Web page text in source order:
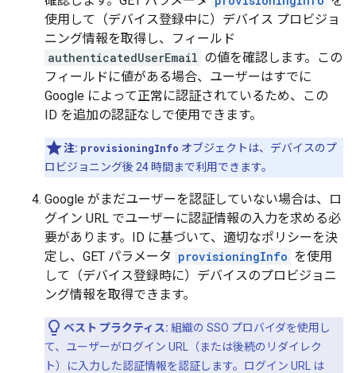
使用して（デバイス登録中に）デバイス プロビジョ
ニング情報を取得し、フィールド
authenticatedUserEmail の値を確認します。この
フィールドに値がある場合、ユーザーはすでに
Google によって正常に認証されているため、この
ID を追加の認証なしで使用できます。
注: provisioningInfo オブジェクトは、デバイスのプ
ロビジョニング後 24 時間まで利用できます。
Google がまだユーザーを認証していない場合は、ロ
グイン URL でユーザーに認証情報の入力を求める必
要があります。ID に基づいて、適切なポリシーを決
定し、GET パラメータ provisioningInfo を使用
して（デバイス登録時に）デバイスのプロビジョニ
ング情報を取得できます。
ベスト プラクティス: 組織の SSO プロバイダを使用し
て、ユーザーがログイン URL（または後続のリダイレク
ト）に入力した認証情報を認証します。ログイン URL は